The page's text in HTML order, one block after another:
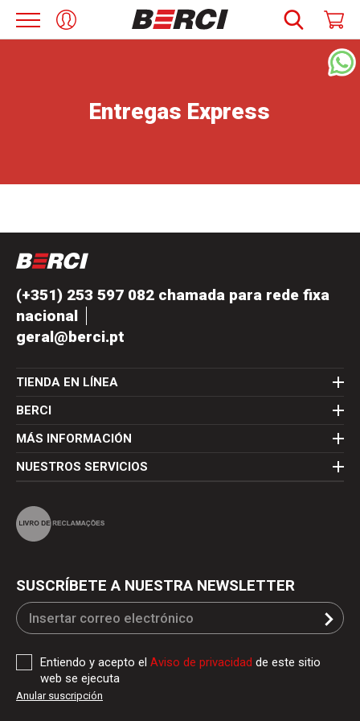
Entregas Express
(+351) 253 597 082 chamada para rede fixa
nacional
geral@berci.pt
TIENDA EN LÍNEA
BERCI
MÁS INFORMACIÓN
NUESTROS SERVICIOS
SUSCRÍBETE A NUESTRA NEWSLETTER
Entiendo y acepto el Aviso de privacidad de este sitio
web se ejecuta
Anular suscripción